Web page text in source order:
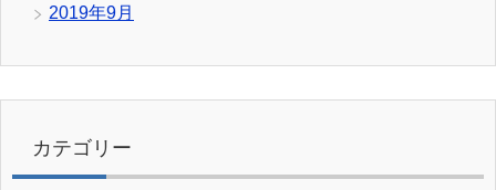
2019年9月
カテゴリー